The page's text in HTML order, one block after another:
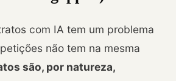
com IA tem um problema
não tem na mesma
são, por natureza,